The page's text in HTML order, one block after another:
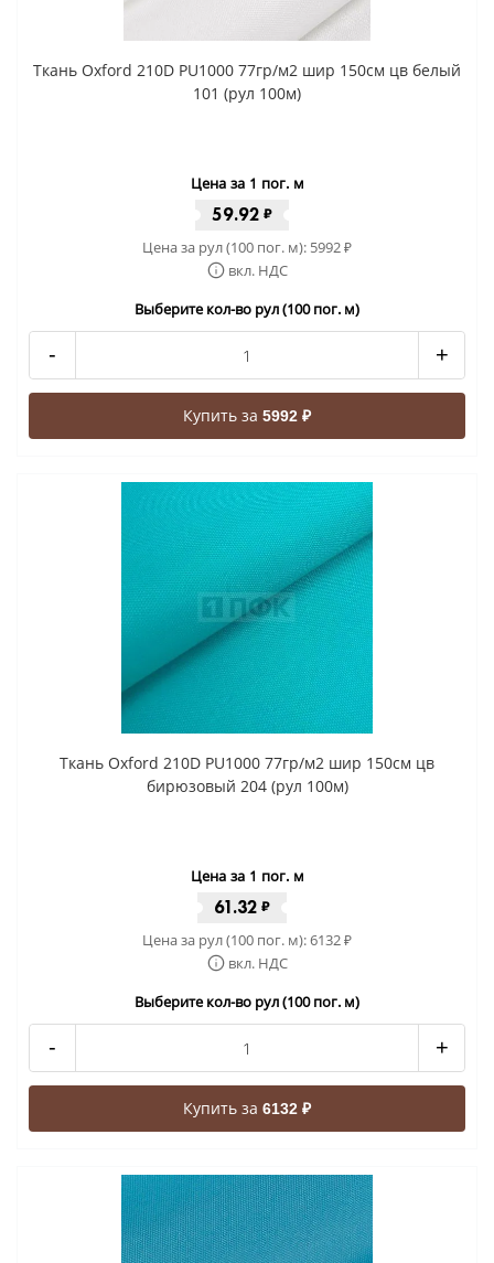
Ткань Oxford 210D PU1000 77гр/м2 шир 150см цв белый
101 (рул 100м)
Цена за 1 пог. м
59.92 ₽
Цена за рул (100 пог. м): 5992₽
вкл. НДС
Выберите кол-во рул (100 пог. м)
- +
Купить за 5992 ₽
Ткань Oxford 210D PU1000 77гр/м2 шир 150см цв
бирюзовый 204 (рул 100м)
Цена за 1 пог. м
61.32 ₽
Цена за рул (100 пог. м):6132₽
вкл. НДС
Выберите кол-во рул (100 пог. м)
- +
Купить за 6132 ₽